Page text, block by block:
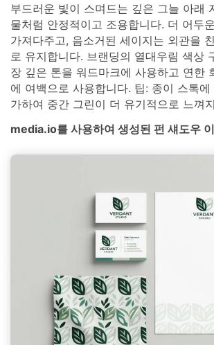
부드러운 빛이 스며드는 깊은 그늘 아래
물처럼 안정적이고 조용합니다. 더 어두
가져다주고, 음소거된 세이지는 외관을
로 유지합니다. 브랜딩의 열대우림 색상
장 깊은 톤을 워드마크에 사용하고 연한
에 여백으로 사용합니다. 팁: 종이 스톡
가하여 중간 그린이 더 유기적으로 느껴
media.io를 사용하여 생성된 펀 섀도우